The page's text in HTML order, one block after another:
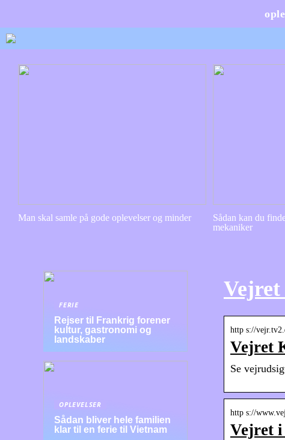
Man skal samle på gode oplevelser og minder
Sådan kan du
mekaniker
http s://
Vejret
Se
http s://
Vejret i
FERIE
Rejser til Frankrig forener
kultur, gastronomi og
landskaber
OPLEVELSER
Sådan bliver hele familien
klar til en ferie til Vietnam